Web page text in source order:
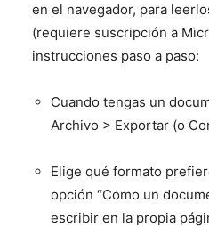
en el navegador, para
(requiere suscripción a
instrucciones paso a paso:
Cuando tengas un
Archivo > Exportar (o
Elige qué formato
opción “Como un
escribir en la propia